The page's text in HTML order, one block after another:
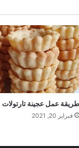
طريقة عمل عجينة تارتولات
فبراير 20, 2021